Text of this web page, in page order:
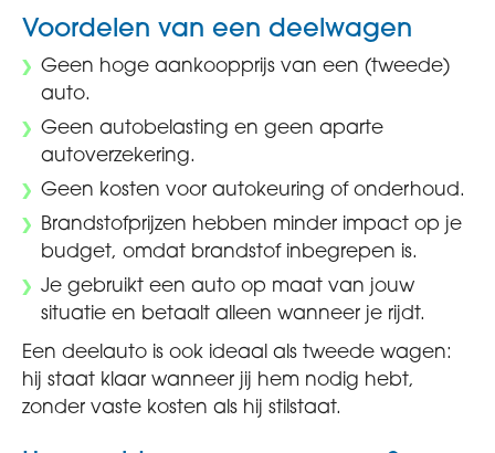
Voordelen van een deelwagen
Geen hoge aankoopprijs van een (tweede)
auto.
Geen autobelasting en geen aparte
autoverzekering.
Geen kosten voor autokeuring of onderhoud.
Brandstofprijzen hebben minder impact op je
budget, omdat brandstof inbegrepen is.
Je gebruikt een auto op maat van jouw
situatie en betaalt alleen wanneer je rijdt.
Een deelauto is ook ideaal als tweede wagen:
hij staat klaar wanneer jij hem nodig hebt,
zonder vaste kosten als hij stilstaat.